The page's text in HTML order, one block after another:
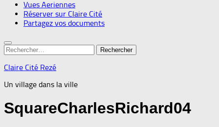
Vues Aeriennes
Réserver sur Claire Cité
Partagez vos documents
Rechercher :
Claire Cité Rezé
Un village dans la ville
SquareCharlesRichard04